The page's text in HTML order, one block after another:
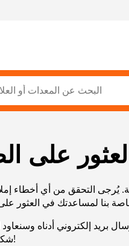
على
يُرجى التحقق من أي أخطاء
بريد إلكتروني أدناه
شكرًا على صبرك!